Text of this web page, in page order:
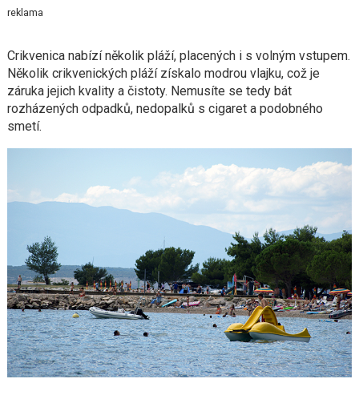
reklama
Crikvenica nabízí několik pláží, placených i s volným vstupem.
Několik crikvenických pláží získalo modrou vlajku, což je
záruka jejich kvality a čistoty. Nemusíte se tedy bát
rozházených odpadků, nedopalků s cigaret a podobného
smetí.